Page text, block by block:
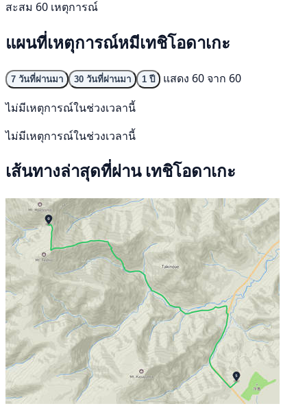
สะสม 60 เหตุการณ์
แผนที่เหตุการณ์หมีเทชิโอดาเกะ
7 วันที่ผ่านมา 30 วันที่ผ่านมา 1 ปี
แสดง 60 จาก 60
ไม่มีเหตุการณ์ในช่วงเวลานี้
ไม่มีเหตุการณ์ในช่วงเวลานี้
เส้นทางล่าสุดที่ผ่าน เทชิโอดาเกะ